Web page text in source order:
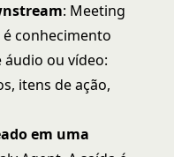
: Meeting
conhecimento
ou vídeo:
itens de ação,
em uma